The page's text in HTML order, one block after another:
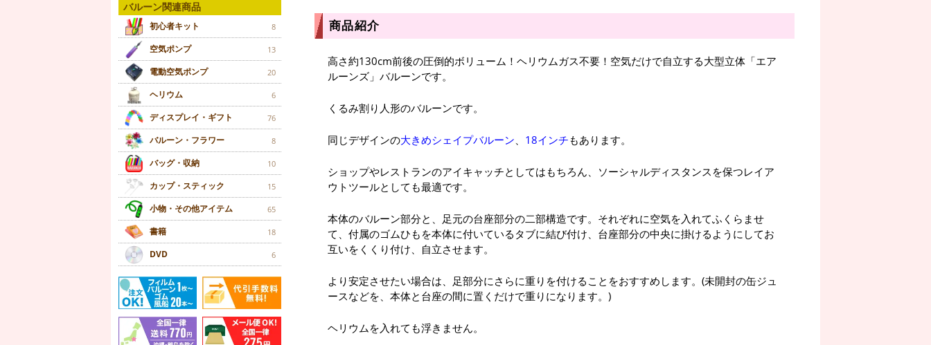
バルーン関連商品
初心者キット 8
空気ポンプ 13
電動空気ポンプ 20
ヘリウム 6
ディスプレイ・ギフト 76
バルーン・フラワー 8
バッグ・収納 10
カップ・スティック 15
小物・その他アイテム 65
書籍 18
DVD 6
商品紹介
高さ約130cm前後の圧倒的ボリューム！ヘリウムガス不要！空気だけで自立する大型立体「エア
ルーンズ」バルーンです。
くるみ割り人形のバルーンです。
同じデザインの大きめシェイプバルーン、 18インチもあります。
ショップやレストランのアイキャッチとしてはもちろん、ソーシャルディスタンスを保つレイア
ウトツールとしても最適です。
本体のバルーン部分と、足元の台座部分の二部構造です。それぞれに空気を入れてふくらませ
て、付属のゴムひもを本体に付いているタブに結び付け、台座部分の中央に掛けるようにしてお
互いをくくり付け、自立させます。
より安定させたい場合は、足部分にさらに重りを付けることをおすすめします。(未開封の缶ジュ
ースなどを、本体と台座の間に置くだけで重りになります。)
ヘリウムを入れても浮きません。